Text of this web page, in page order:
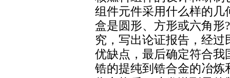
组件元件采用什么样的几
盒是圆形、方形或六角形
究，写出论证报告，经
优缺点，最后确定符合
锆的提纯到锆合金的冶